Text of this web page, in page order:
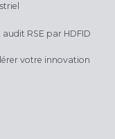
RSE par HDFID
votre innovation